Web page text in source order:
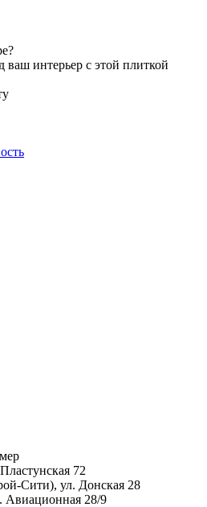
интерьер с этой плиткой
72
Сити), ул. Донская 28
Авиационная 28/9